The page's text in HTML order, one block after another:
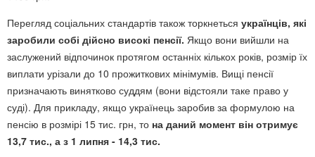
Перегляд соціальних стандартів також торкнеться українців, які
заробили собі дійсно високі пенсії. Якщо вони вийшли на
заслужений відпочинок протягом останніх кількох років, розмір їх
виплати урізали до 10 прожиткових мінімумів. Вищі пенсії
призначають винятково суддям (вони відстояли таке право у
суді). Для прикладу, якщо українець заробив за формулою на
пенсію в розмірі 15 тис. грн, то на даний момент він отримує
13,7 тис., а з 1 липня - 14,3 тис.